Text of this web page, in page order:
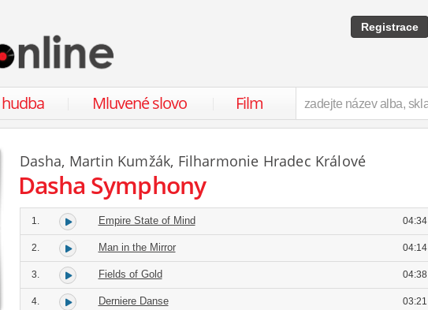
Registrace
Mluvené slovo Film
Dasha, Martin Kumžák, Filharmonie Hradec Králové
Dasha Symphony
1. Empire State of Mind 04:34
2. Man in the Mirror 04:14
3. Fields of Gold 04:38
4. Derniere Danse 03:21